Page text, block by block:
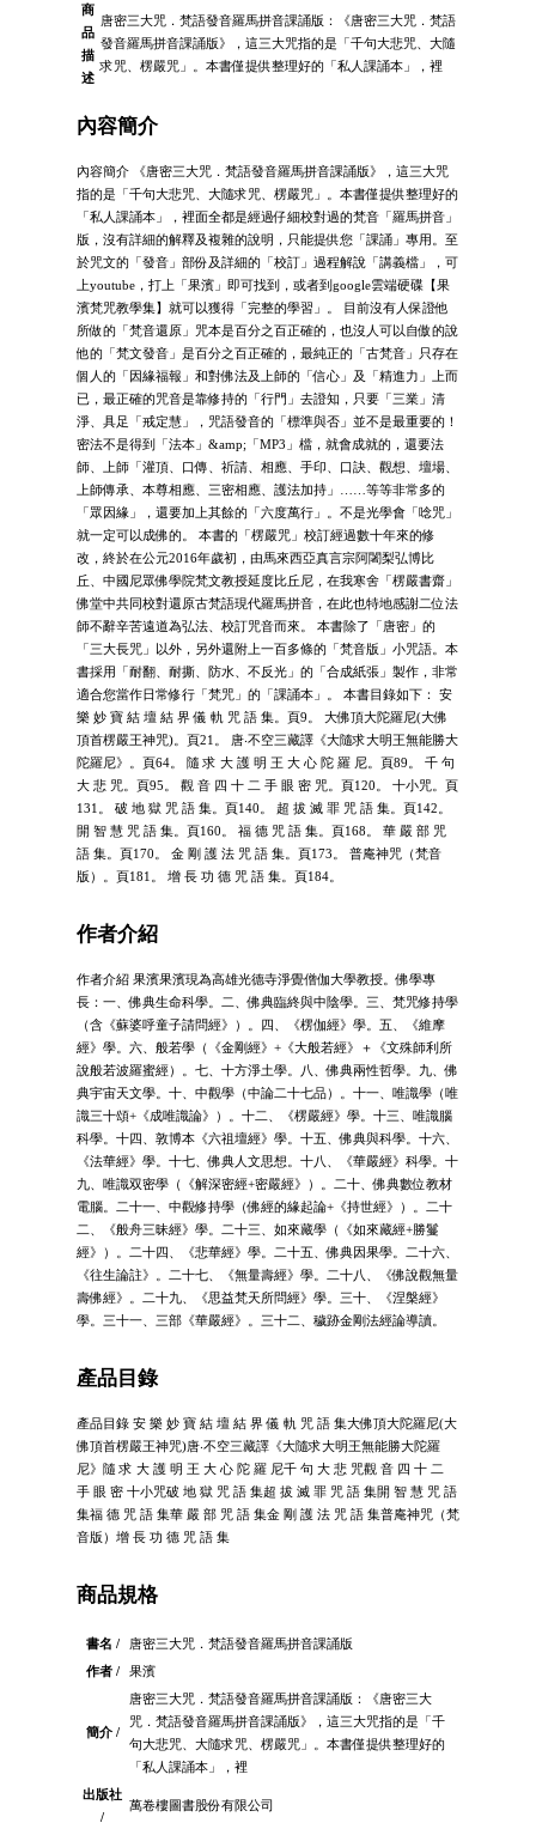
商
品
描
述
唐密三大咒．梵語發音羅馬拼音課誦版：《唐密三大咒．梵語
發音羅馬拼音課誦版》，這三大咒指的是「千句大悲咒、大隨
求咒、楞嚴咒」。本書僅提供整理好的「私人課誦本」，裡
內容簡介
內容簡介 《唐密三大咒．梵語發音羅馬拼音課誦版》，這三大咒
指的是「千句大悲咒、大隨求咒、楞嚴咒」。本書僅提供整理好的
「私人課誦本」，裡面全都是經過仔細校對過的梵音「羅馬拼音」
版，沒有詳細的解釋及複雜的說明，只能提供您「課誦」專用。至
於咒文的「發音」部份及詳細的「校訂」過程解說「講義檔」，可
上youtube，打上「果濱」即可找到，或者到google雲端硬碟【果
濱梵咒教學集】就可以獲得「完整的學習」。 目前沒有人保證他
所做的「梵音還原」咒本是百分之百正確的，也沒人可以自傲的說
他的「梵文發音」是百分之百正確的，最純正的「古梵音」只存在
個人的「因緣福報」和對佛法及上師的「信心」及「精進力」上而
已，最正確的咒音是靠修持的「行門」去證知，只要「三業」清
淨、具足「戒定慧」，咒語發音的「標準與否」並不是最重要的！
密法不是得到「法本」&amp;「MP3」檔，就會成就的，還要法
師、上師「灌頂、口傳、祈請、相應、手印、口訣、觀想、壇場、
上師傳承、本尊相應、三密相應、護法加持」……等等非常多的
「眾因緣」，還要加上其餘的「六度萬行」。不是光學會「唸咒」
就一定可以成佛的。 本書的「楞嚴咒」校訂經過數十年來的修
改，終於在公元2016年歲初，由馬來西亞真言宗阿闍梨弘博比
丘、中國尼眾佛學院梵文教授延度比丘尼，在我寒舍「楞嚴書齋」
佛堂中共同校對還原古梵語現代羅馬拼音，在此也特地感謝二位法
師不辭辛苦遠道為弘法、校訂咒音而來。 本書除了「唐密」的
「三大長咒」以外，另外還附上一百多條的「梵音版」小咒語。本
書採用「耐翻、耐撕、防水、不反光」的「合成紙張」製作，非常
適合您當作日常修行「梵咒」的「課誦本」。 本書目錄如下： 安
樂 妙 寶 結 壇 結 界 儀 軌 咒 語 集。頁9。 大佛頂大陀羅尼(大佛
頂首楞嚴王神咒)。頁21。 唐‧不空三藏譯《大隨求大明王無能勝大
陀羅尼》。頁64。 隨 求 大 護 明 王 大 心 陀 羅 尼。頁89。 千 句
大 悲 咒。頁95。 觀 音 四 十 二 手 眼 密 咒。頁120。 十小咒。頁
131。 破 地 獄 咒 語 集。頁140。 超 拔 滅 罪 咒 語 集。頁142。
開 智 慧 咒 語 集。頁160。 福 德 咒 語 集。頁168。 華 嚴 部 咒
語 集。頁170。 金 剛 護 法 咒 語 集。頁173。 普庵神咒（梵音
版）。頁181。 增 長 功 德 咒 語 集。頁184。
作者介紹
作者介紹 果濱果濱現為高雄光德寺淨覺僧伽大學教授。佛學專
長：一、佛典生命科學。二、佛典臨終與中陰學。三、梵咒修持學
（含《蘇婆呼童子請問經》）。四、《楞伽經》學。五、《維摩
經》學。六、般若學（《金剛經》+《大般若經》＋《文殊師利所
說般若波羅蜜經）。七、十方淨土學。八、佛典兩性哲學。九、佛
典宇宙天文學。十、中觀學（中論二十七品）。十一、唯識學（唯
識三十頌+《成唯識論》）。十二、《楞嚴經》學。十三、唯識腦
科學。十四、敦博本《六祖壇經》學。十五、佛典與科學。十六、
《法華經》學。十七、佛典人文思想。十八、《華嚴經》科學。十
九、唯識双密學（《解深密經+密嚴經》）。二十、佛典數位教材
電腦。二十一、中觀修持學（佛經的緣起論+《持世經》）。二十
二、《般舟三昧經》學。二十三、如來藏學（《如來藏經+勝鬘
經》）。二十四、《悲華經》學。二十五、佛典因果學。二十六、
《往生論註》。二十七、《無量壽經》學。二十八、《佛說觀無量
壽佛經》。二十九、《思益梵天所問經》學。三十、《涅槃經》
學。三十一、三部《華嚴經》。三十二、穢跡金剛法經論導讀。
產品目錄
產品目錄 安 樂 妙 寶 結 壇 結 界 儀 軌 咒 語 集大佛頂大陀羅尼(大
佛頂首楞嚴王神咒)唐‧不空三藏譯《大隨求大明王無能勝大陀羅
尼》隨 求 大 護 明 王 大 心 陀 羅 尼千 句 大 悲 咒觀 音 四 十 二
手 眼 密 十小咒破 地 獄 咒 語 集超 拔 滅 罪 咒 語 集開 智 慧 咒 語
集福 德 咒 語 集華 嚴 部 咒 語 集金 剛 護 法 咒 語 集普庵神咒（梵
音版）增 長 功 德 咒 語 集
商品規格
書名 /
唐密三大咒．梵語發音羅馬拼音課誦版
作者 /
果濱
簡介 /
唐密三大咒．梵語發音羅馬拼音課誦版：《唐密三大
咒．梵語發音羅馬拼音課誦版》，這三大咒指的是「千
句大悲咒、大隨求咒、楞嚴咒」。本書僅提供整理好的
「私人課誦本」，裡
出版社
/
萬卷樓圖書股份有限公司